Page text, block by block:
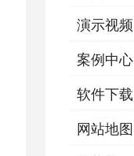
演示视频
案例中心
软件下载
网站地图